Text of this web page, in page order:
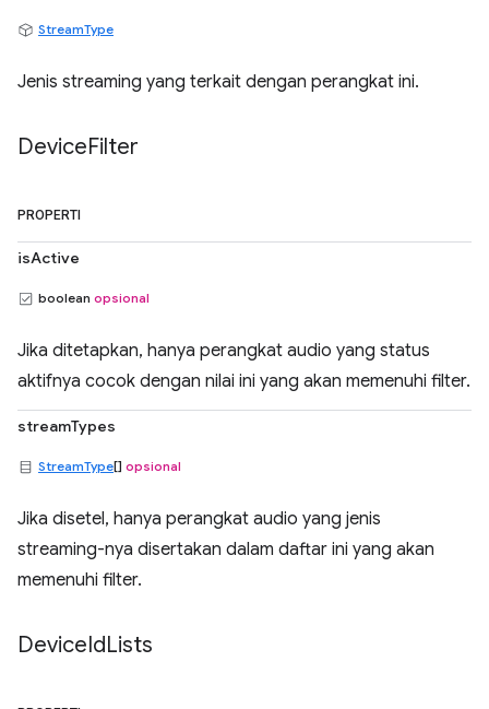
StreamType
Jenis streaming yang terkait dengan perangkat ini.
DeviceFilter
PROPERTI
isActive
boolean opsional
Jika ditetapkan, hanya perangkat audio yang status
aktifnya cocok dengan nilai ini yang akan memenuhi filter.
streamTypes
StreamType[] opsional
Jika disetel, hanya perangkat audio yang jenis
streaming-nya disertakan dalam daftar ini yang akan
memenuhi filter.
DeviceIdLists